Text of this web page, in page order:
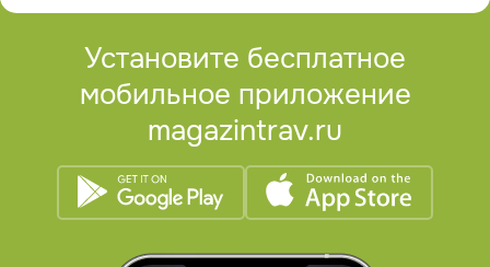
Установите бесплатное
мобильное приложение
magazintrav.ru